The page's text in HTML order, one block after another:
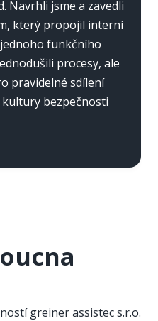
Navrhli jsme a zavedli
který propojil interní
funkčního
procesy, ale
pravidelné sdílení
bezpečnosti
greiner assistec s.r.o.